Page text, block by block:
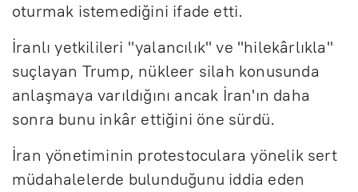
oturmak istemediğini ifade etti.
İranlı yetkilileri "yalancılık" ve "hilekârlıkla"
suçlayan Trump, nükleer silah konusunda
anlaşmaya varıldığını ancak İran'ın daha
sonra bunu inkâr ettiğini öne sürdü.
İran yönetiminin protestoculara yönelik sert
müdahalelerde bulunduğunu iddia eden